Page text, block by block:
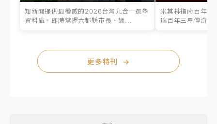
知新聞提供最權威的2026台灣九合一選舉
資料庫。即時掌握六都縣市長、議...
米其林指南百年之
瑞百年三星傳奇、
更多特刊 →